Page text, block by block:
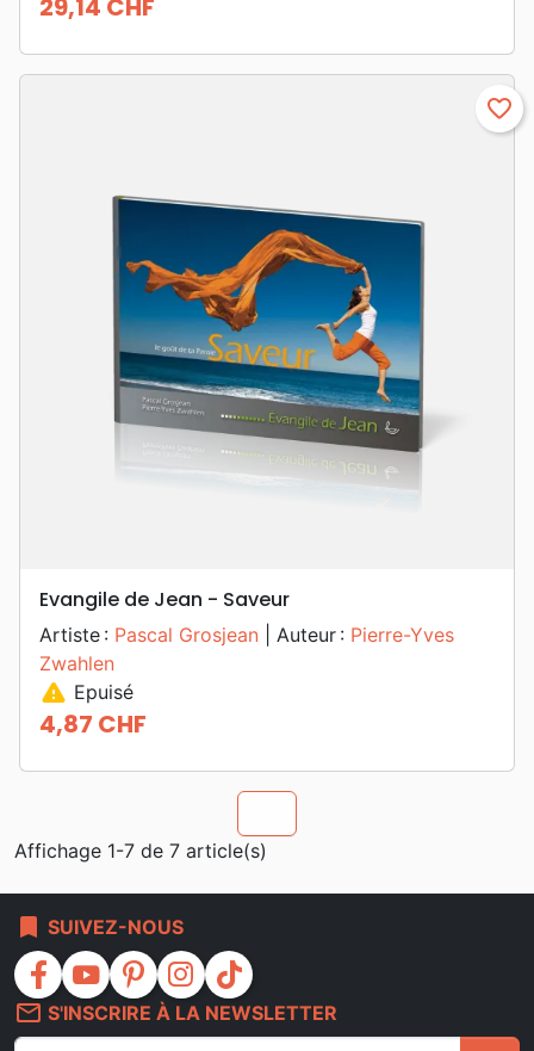
Prix
29,14 CHF
favorite_border
Evangile de Jean - Saveur
Artiste : Pascal Grosjean | Auteur : Pierre-Yves
Zwahlen
warning Epuisé
Prix
4,87 CHF
Affichage 1-7 de 7 article(s)
bookmark SUIVEZ-NOUS
facebook youtube pinterest instagram
tiktok
mail_outline S'INSCRIRE À LA NEWSLETTER